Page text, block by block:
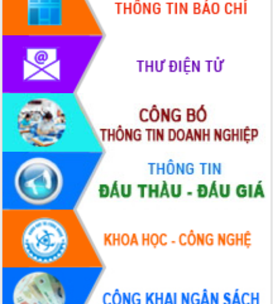
Bầu cử Quốc hội và HĐND: Cử tri Đắk
Lắk gửi gắm niềm tin, kỳ vọng vào lá
phiếu
Đắk Lắk sẵn sàng các điều kiện cho
Ngày hội bầu cử đại biểu Quốc hội
khóa XVI và HĐND các cấp nhiệm kỳ
2026-2031
Đảm bảo cuộc bầu cử đại biểu Quốc
hội và đại biểu HĐND các cấp diễn ra
an toàn, hiệu quả, đúng quy định
Thủ tướng Chính phủ Phạm Minh Chính
kiểm tra, chỉ đạo hoàn thành các dự
án cao tốc và thăm khu tái định cư tại
Đắk Lắk
Sôi nổi Hội đua ngựa truyền thống Gò
Thì Thùng mừng Xuân Bính Ngọ 2026
Lãnh đạo tỉnh dâng hương tưởng niệm
tại Đập Đồng Cam đầu Xuân Bính Ngọ
Ngành nông nghiệp phấn đấu tăng
trưởng đạt 5,86% trong năm 2026
UBND tỉnh Đắk Lắk triển khai công tác
quốc phòng, quân sự địa phương năm
2026